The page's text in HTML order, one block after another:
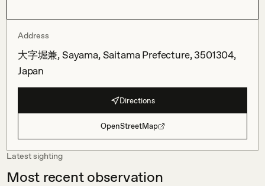
Address
大字堀兼, Sayama, Saitama Prefecture, 3501304,
Japan
Directions
OpenStreetMap
Latest sighting
Most recent observation